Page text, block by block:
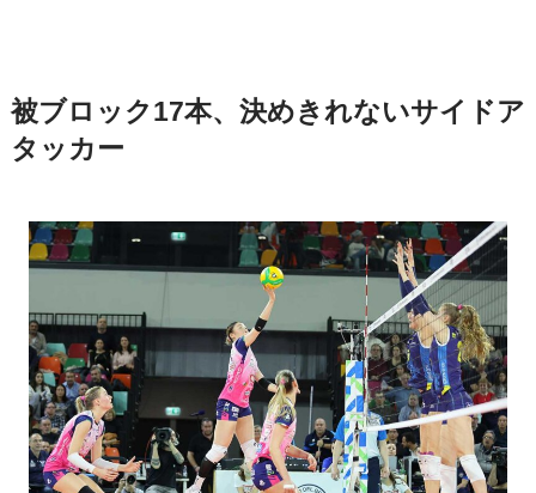
被ブロック17本、決めきれないサイドア
タッカー